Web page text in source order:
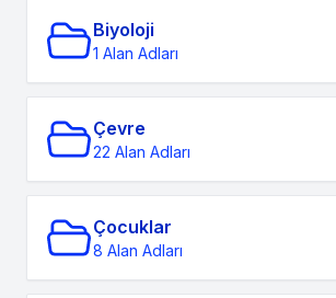
Biyoloji
1 Alan Adları
Çevre
22 Alan Adları
Çocuklar
8 Alan Adları